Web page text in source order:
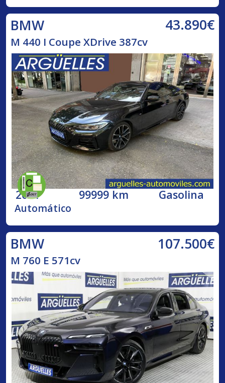
BMW 43.890€
M 440 I Coupe XDrive 387cv
2021 99999 km Gasolina
Automático
BMW 107.500€
M 760 E 571cv